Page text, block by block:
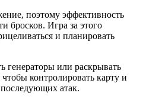
поэтому эффективность
бросков. Игра за этого
и планировать
генераторы или раскрывать
контролировать карту и
атак.